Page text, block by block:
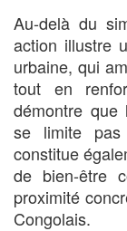
Au-delà du
action illustre
urbaine, qui
tout en
démontre que
se limite
constitue
de bien-être
proximité
Congolais.